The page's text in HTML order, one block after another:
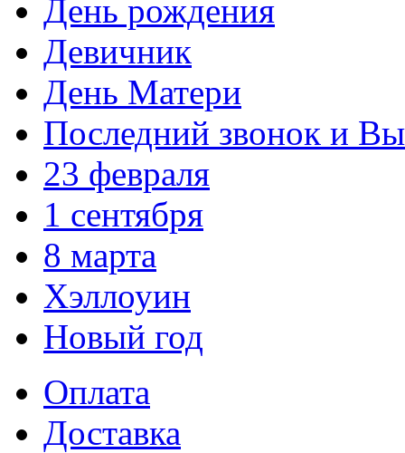
День рождения
Девичник
День Матери
Последний звонок и
23 февраля
1 сентября
8 марта
Хэллоуин
Новый год
Оплата
Доставка